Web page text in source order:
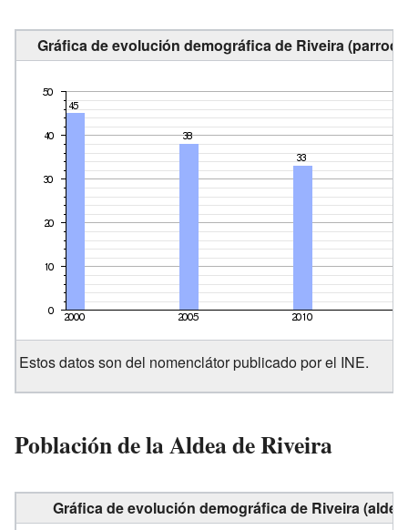
Gráfica de evolución demográfica de Riveira
Estos datos son del nomenclátor publicado por el INE.
Población de la Aldea de Riveira
Gráfica de evolución demográfica de Riveira